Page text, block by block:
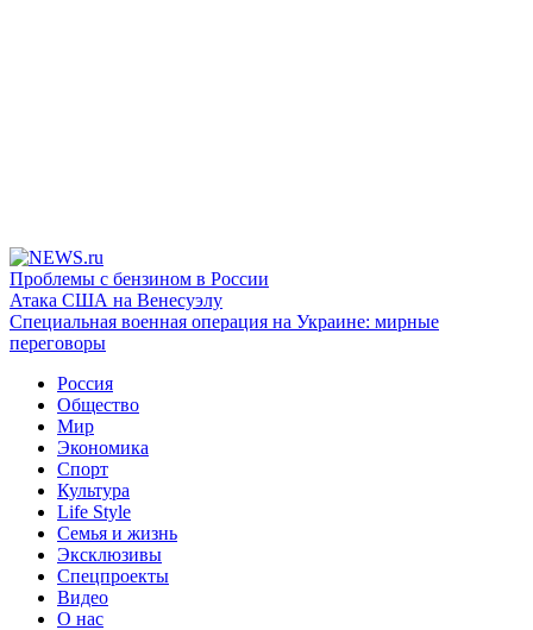
Проблемы с бензином в России
Атака США на Венесуэлу
Специальная военная операция на Украине: мирные
переговоры
Россия
Общество
Мир
Экономика
Спорт
Культура
Life Style
Семья и жизнь
Эксклюзивы
Спецпроекты
Видео
О нас